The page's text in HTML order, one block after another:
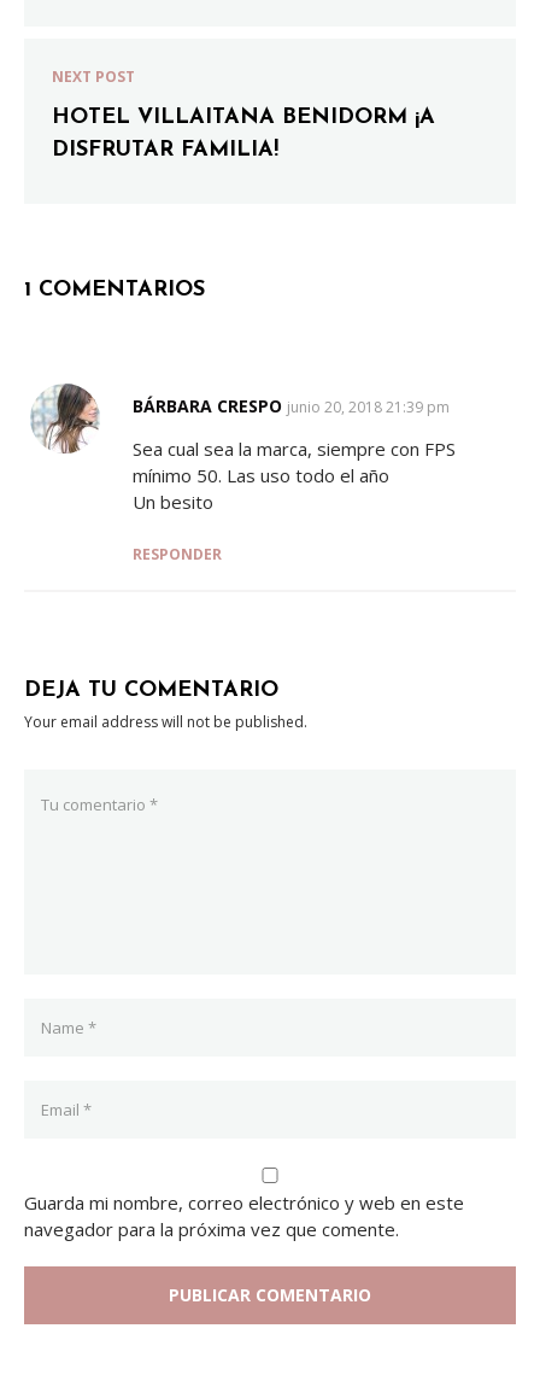
NEXT POST
HOTEL VILLAITANA BENIDORM ¡A
DISFRUTAR FAMILIA!
1 COMENTARIOS
BÁRBARA CRESPO SAYS:
junio 20, 2018 21:39 pm
Sea cual sea la marca, siempre con FPS
mínimo 50. Las uso todo el año
Un besito
RESPONDER
DEJA TU COMENTARIO
Your email address will not be published.
Guarda mi nombre, correo electrónico y web en este
navegador para la próxima vez que comente.